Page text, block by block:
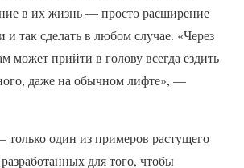
в их жизнь — просто расширение
и так сделать в любом случае. «Через
может прийти в голову всегда ездить
даже на обычном лифте», —
один из примеров растущего
для того, чтобы